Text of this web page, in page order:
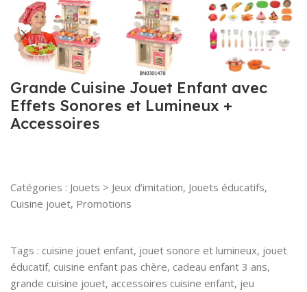
Grande Cuisine Jouet Enfant avec
Effets Sonores et Lumineux +
Accessoires
Catégories : Jouets > Jeux d’imitation, Jouets éducatifs,
Cuisine jouet, Promotions
Tags : cuisine jouet enfant, jouet sonore et lumineux, jouet
éducatif, cuisine enfant pas chère, cadeau enfant 3 ans,
grande cuisine jouet, accessoires cuisine enfant, jeu